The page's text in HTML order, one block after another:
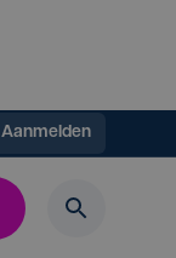
Aanmelden